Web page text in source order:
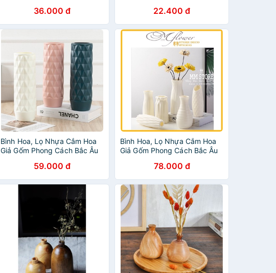
36.000 đ 22.400 đ
Bình Hoa, Lọ Nhựa Cắm Hoa
Giả Gốm Phong Cách Bắc Âu
59.000 đ
Bình Hoa, Lọ Nhựa Cắm Hoa
Giả Gốm Phong Cách Bắc Âu
78.000 đ